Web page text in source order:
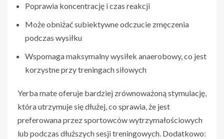
Poprawia koncentrację i czas reakcji
Może obniżać subiektywne odczucie zmęczenia
podczas wysiłku
Wspomaga maksymalny wysiłek anaerobowy, co jest
korzystne przy treningach siłowych
Yerba mate oferuje bardziej zrównoważoną stymulację,
która utrzymuje się dłużej, co sprawia, że jest
preferowana przez sportowców wytrzymałościowych
lub podczas dłuższych sesji treningowych. Dodatkowo: